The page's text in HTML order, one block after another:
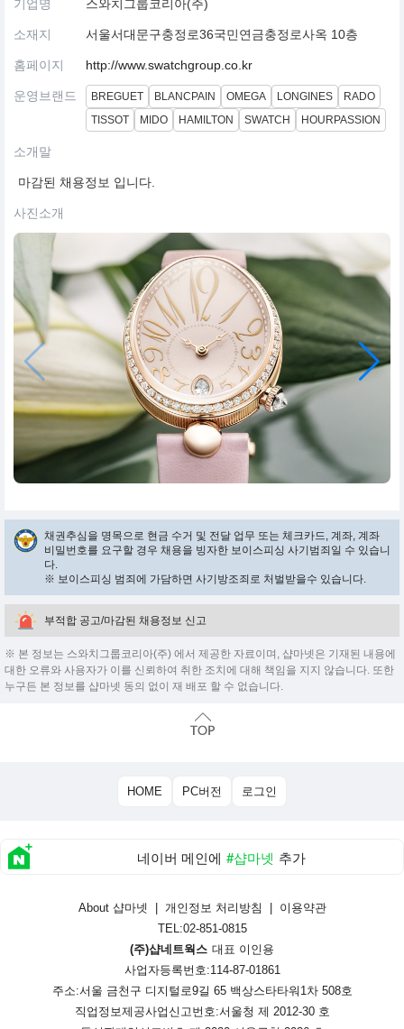
기업명 스와치그룹코리아(주)
소재지 서울서대문구충정로36국민연금충정로사옥 10층
홈페이지 http://www.swatchgroup.co.kr
운영브랜드 BREGUET BLANCPAIN OMEGA LONGINES
RADO
TISSOT
MIDO HAMILTON SWATCH HOURPASSION
소개말
마감된 채용정보 입니다.
사진소개
채권추심을 명목으로 현금 수거 및 전달 업무 또는 체크카드, 계좌, 계좌
비밀번호를 요구할 경우 채용을 빙자한 보이스피싱 사기범죄일 수 있습니
다.
※ 보이스피싱 범죄에 가담하면 사기방조죄로 처벌받을수 있습니다.
부적합 공고/마감된 채용정보 신고
※ 본 정보는 스와치그룹코리아(주) 에서 제공한 자료이며, 샵마넷은 기재된 내용에
대한 오류와 사용자가 이를 신뢰하여 취한 조치에 대해 책임을 지지 않습니다. 또한
누구든 본 정보를 샵마넷 동의 없이 재 배포 할 수 없습니다.
HOME PC버전 로그인
네이버 메인에 #샵마넷 추가
About 샵마넷 개인정보 처리방침
이용약관
TEL:02-851-0815
(주)샵네트웍스 대표 이인용
사업자등록번호:114-87-01861
주소:서울 금천구 디지털로9길 65 백상스타타워1차 508호
직업정보제공사업신고번호:서울청 제 2012-30 호